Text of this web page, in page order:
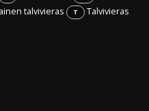
talvivieras T Talvivieras